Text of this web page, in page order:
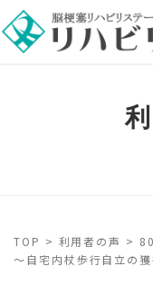
TOP > 利用者の声 >
～自宅内杖歩行自立の